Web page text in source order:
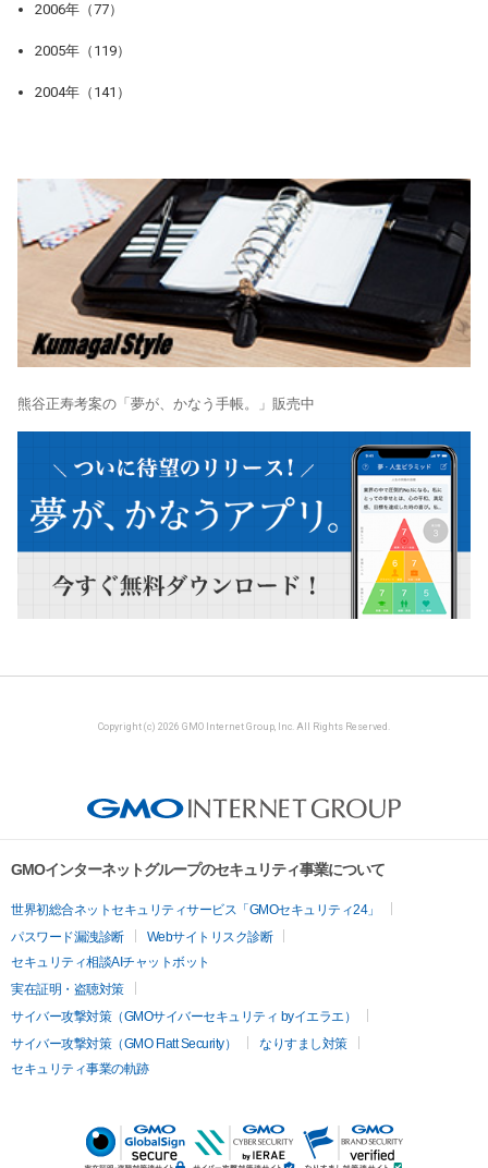
2006年（77）
2005年（119）
2004年（141）
熊谷正寿考案の「夢が、かなう手帳。」販売中
Copyright (c) 2026 GMO Internet Group, Inc. All Rights Reserved.
GMOインターネットグループのセキュリティ事業について
世界初総合ネットセキュリティサービス「GMOセキュリティ24」
パスワード漏洩診断
Webサイトリスク診断
セキュリティ相談AIチャットボット
実在証明・盗聴対策
サイバー攻撃対策（GMOサイバーセキュリティ byイエラエ）
サイバー攻撃対策（GMO Flatt Security）
なりすまし対策
セキュリティ事業の軌跡